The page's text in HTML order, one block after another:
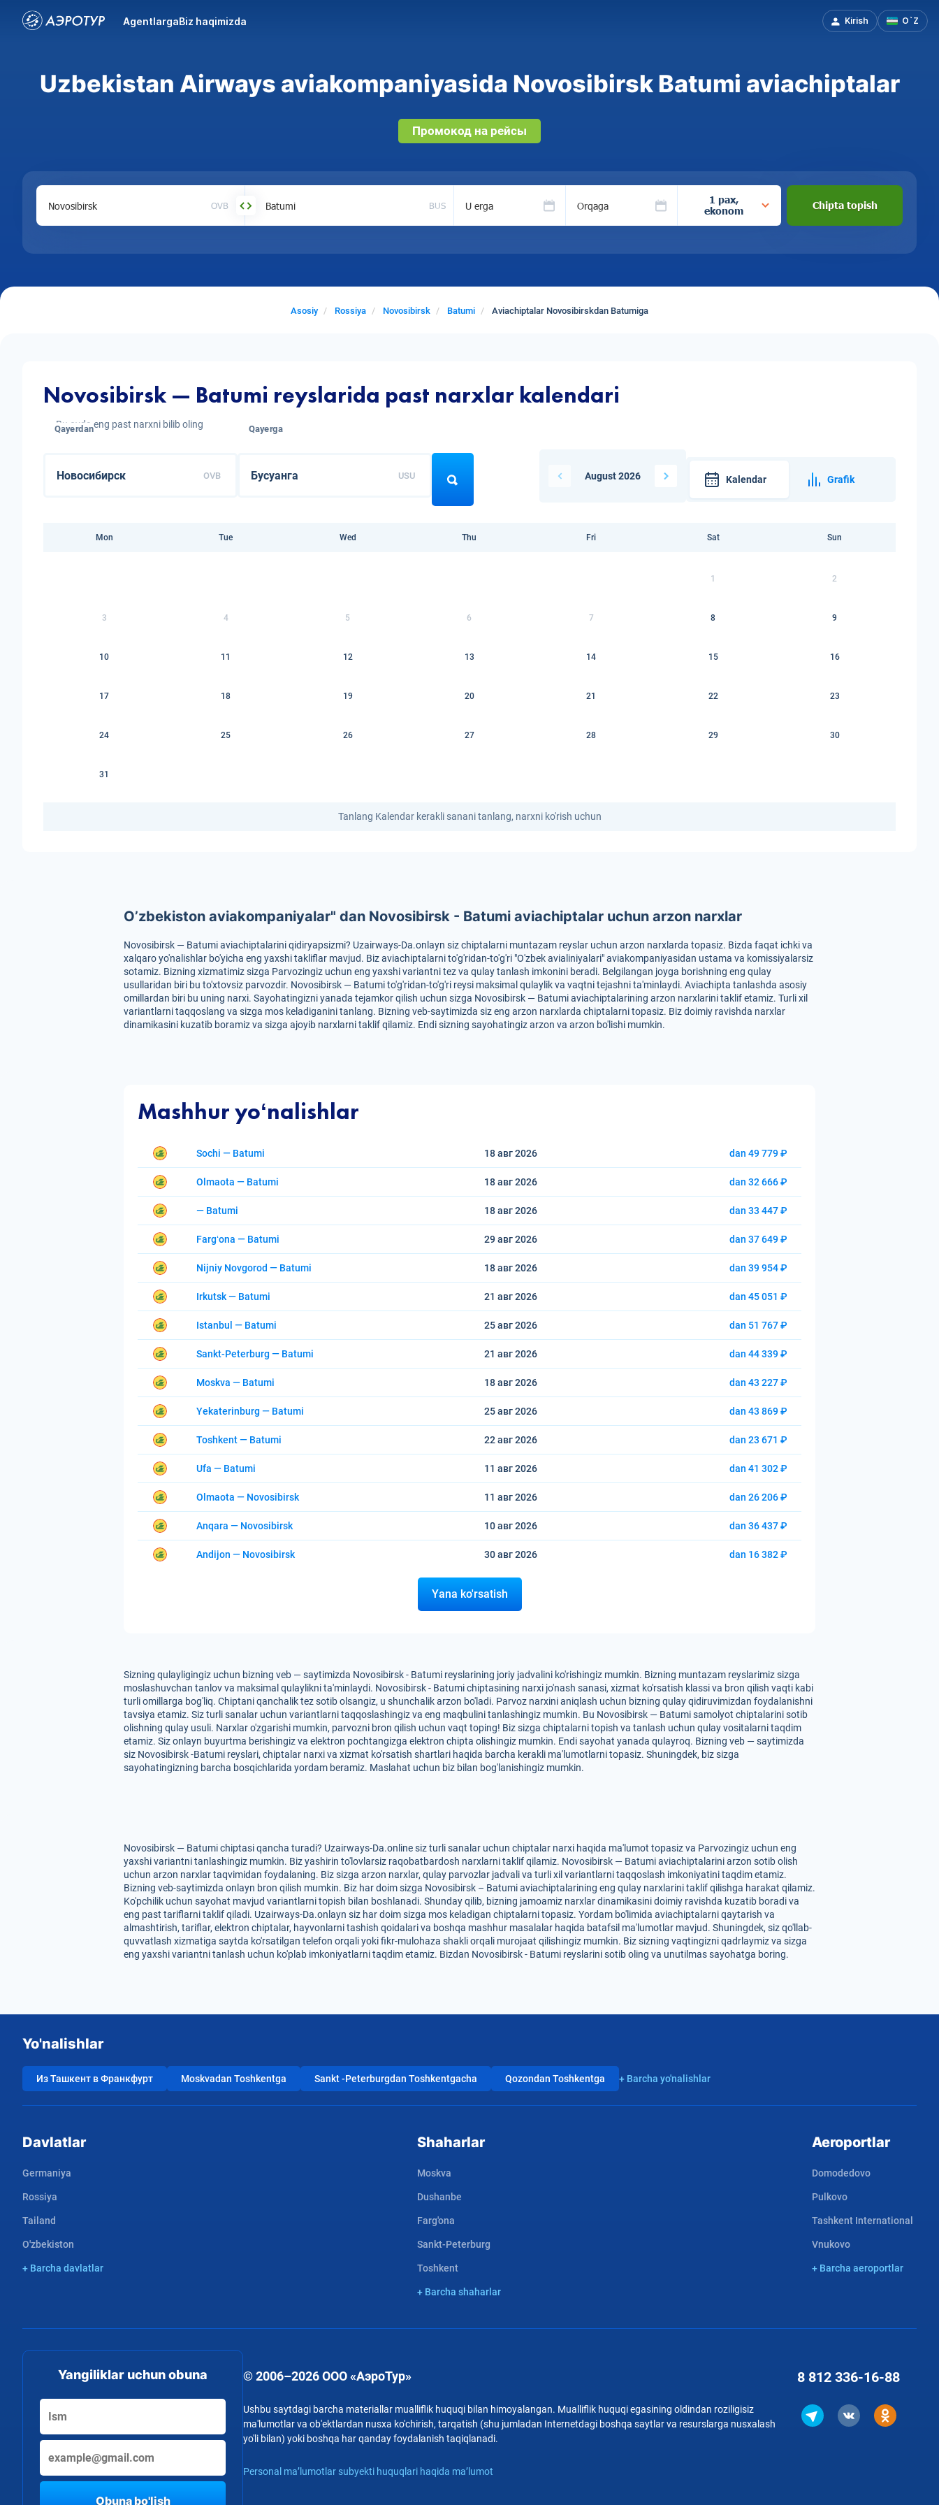
AgentlargaBiz haqimizda Kirish O`Z
Uzbekistan Airways aviakompaniyasida Novosibirsk Batumi aviachiptalar
Промокод на рейсы
OVB BUS U erga Orqaga
1 pax,
ekonom
Chipta topish
Asosiy Rossiya Novosibirsk Batumi Aviachiptalar Novosibirskdan Batumiga
Novosibirsk — Batumi reyslarida past narxlar kalendari
Bu oyda eng past narxni bilib oling
Qayerdan
OVB
Qayerga
USU August 2026 Kalendar Grafik
Mon Tue Wed Thu Fri Sat Sun
1 2
3 4 5 6 7 8 9
10 11 12 13 14 15 16
17 18 19 20 21 22 23
24 25 26 27 28 29 30
31
Tanlang Kalendar kerakli sanani tanlang, narxni ko'rish uchun
O’zbekiston aviakompaniyalar" dan Novosibirsk - Batumi aviachiptalar uchun arzon narxlar
Novosibirsk — Batumi aviachiptalarini qidiryapsizmi? Uzairways-Da.onlayn siz chiptalarni muntazam reyslar uchun arzon narxlarda topasiz. Bizda faqat ichki va
xalqaro yo'nalishlar bo'yicha eng yaxshi takliflar mavjud. Biz aviachiptalarni to'g'ridan-to'g'ri "O'zbek avialiniyalari" aviakompaniyasidan ustama va komissiyalarsiz
sotamiz. Bizning xizmatimiz sizga Parvozingiz uchun eng yaxshi variantni tez va qulay tanlash imkonini beradi. Belgilangan joyga borishning eng qulay
usullaridan biri bu to'xtovsiz parvozdir. Novosibirsk — Batumi to'g'ridan-to'g'ri reysi maksimal qulaylik va vaqtni tejashni ta'minlaydi. Aviachipta tanlashda asosiy
omillardan biri bu uning narxi. Sayohatingizni yanada tejamkor qilish uchun sizga Novosibirsk — Batumi aviachiptalarining arzon narxlarini taklif etamiz. Turli xil
variantlarni taqqoslang va sizga mos keladiganini tanlang. Bizning veb-saytimizda siz eng arzon narxlarda chiptalarni topasiz. Biz doimiy ravishda narxlar
dinamikasini kuzatib boramiz va sizga ajoyib narxlarni taklif qilamiz. Endi sizning sayohatingiz arzon va arzon bo'lishi mumkin.
Mashhur yoʻnalishlar
Sochi — Batumi 18 авг2026 dan 49 779 ₽
Olmaota — Batumi 18 авг2026 dan 32 666 ₽
— Batumi 18 авг2026 dan 33 447 ₽
Fargʻona — Batumi 29 авг2026 dan 37 649 ₽
Nijniy Novgorod — Batumi 18 авг2026 dan 39 954 ₽
Irkutsk — Batumi 21 авг2026 dan 45 051 ₽
Istanbul — Batumi 25 авг2026 dan 51 767 ₽
Sankt-Peterburg — Batumi 21 авг2026 dan 44 339 ₽
Moskva — Batumi 18 авг2026 dan 43 227 ₽
Yekaterinburg — Batumi 25 авг2026 dan 43 869 ₽
Toshkent — Batumi 22 авг2026 dan 23 671 ₽
Ufa — Batumi 11 авг2026 dan 41 302 ₽
Olmaota — Novosibirsk 11 авг2026 dan 26 206 ₽
Anqara — Novosibirsk 10 авг2026 dan 36 437 ₽
Andijon — Novosibirsk 30 авг2026 dan 16 382 ₽
Yana ko'rsatish
Sizning qulayligingiz uchun bizning veb — saytimizda Novosibirsk - Batumi reyslarining joriy jadvalini ko'rishingiz mumkin. Bizning muntazam reyslarimiz sizga
moslashuvchan tanlov va maksimal qulaylikni ta'minlaydi. Novosibirsk - Batumi chiptasining narxi jo'nash sanasi, xizmat ko'rsatish klassi va bron qilish vaqti kabi
turli omillarga bog'liq. Chiptani qanchalik tez sotib olsangiz, u shunchalik arzon bo'ladi. Parvoz narxini aniqlash uchun bizning qulay qidiruvimizdan foydalanishni
tavsiya etamiz. Siz turli sanalar uchun variantlarni taqqoslashingiz va eng maqbulini tanlashingiz mumkin. Bu Novosibirsk — Batumi samolyot chiptalarini sotib
olishning qulay usuli. Narxlar o'zgarishi mumkin, parvozni bron qilish uchun vaqt toping! Biz sizga chiptalarni topish va tanlash uchun qulay vositalarni taqdim
etamiz. Siz onlayn buyurtma berishingiz va elektron pochtangizga elektron chipta olishingiz mumkin. Endi sayohat yanada qulayroq. Bizning veb — saytimizda
siz Novosibirsk -Batumi reyslari, chiptalar narxi va xizmat ko'rsatish shartlari haqida barcha kerakli ma'lumotlarni topasiz. Shuningdek, biz sizga
sayohatingizning barcha bosqichlarida yordam beramiz. Maslahat uchun biz bilan bog'lanishingiz mumkin.
Novosibirsk — Batumi chiptasi qancha turadi? Uzairways-Da.online siz turli sanalar uchun chiptalar narxi haqida ma'lumot topasiz va Parvozingiz uchun eng
yaxshi variantni tanlashingiz mumkin. Biz yashirin to'lovlarsiz raqobatbardosh narxlarni taklif qilamiz. Novosibirsk — Batumi aviachiptalarini arzon sotib olish
uchun arzon narxlar taqvimidan foydalaning. Biz sizga arzon narxlar, qulay parvozlar jadvali va turli xil variantlarni taqqoslash imkoniyatini taqdim etamiz.
Bizning veb-saytimizda onlayn bron qilish mumkin. Biz har doim sizga Novosibirsk – Batumi aviachiptalarining eng qulay narxlarini taklif qilishga harakat qilamiz.
Ko'pchilik uchun sayohat mavjud variantlarni topish bilan boshlanadi. Shunday qilib, bizning jamoamiz narxlar dinamikasini doimiy ravishda kuzatib boradi va
eng past tariflarni taklif qiladi. Uzairways-Da.onlayn siz har doim sizga mos keladigan chiptalarni topasiz. Yordam bo'limida aviachiptalarni qaytarish va
almashtirish, tariflar, elektron chiptalar, hayvonlarni tashish qoidalari va boshqa mashhur masalalar haqida batafsil ma'lumotlar mavjud. Shuningdek, siz qo'llab-
quvvatlash xizmatiga saytda ko'rsatilgan telefon orqali yoki fikr-mulohaza shakli orqali murojaat qilishingiz mumkin. Biz sizning vaqtingizni qadrlaymiz va sizga
eng yaxshi variantni tanlash uchun ko'plab imkoniyatlarni taqdim etamiz. Bizdan Novosibirsk - Batumi reyslarini sotib oling va unutilmas sayohatga boring.
Yo'nalishlar
Из Ташкент в Франкфурт Moskvadan Toshkentga Sankt -Peterburgdan Toshkentgacha Qozondan Toshkentga + Barcha yo'nalishlar
Davlatlar
Germaniya
Rossiya
Tailand
O'zbekiston
+ Barcha davlatlar
Shaharlar
Moskva
Dushanbe
Farg'ona
Sankt-Peterburg
Toshkent
+ Barcha shaharlar
Aeroportlar
Domodedovo
Pulkovo
Tashkent International
Vnukovo
+ Barcha aeroportlar
Yangiliklar uchun obuna
Obuna bo'lish
© 2006–2026 ООО «АэроТур»
Ushbu saytdagi barcha materiallar mualliflik huquqi bilan himoyalangan. Mualliflik huquqi egasining oldindan roziligisiz
ma'lumotlar va ob'ektlardan nusxa ko'chirish, tarqatish (shu jumladan Internetdagi boshqa saytlar va resurslarga nusxalash
yo'li bilan) yoki boshqa har qanday foydalanish taqiqlanadi.
Personal ma’lumotlar subyekti huquqlari haqida ma’lumot
8 812 336-16-88